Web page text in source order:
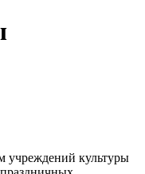
учреждений культуры